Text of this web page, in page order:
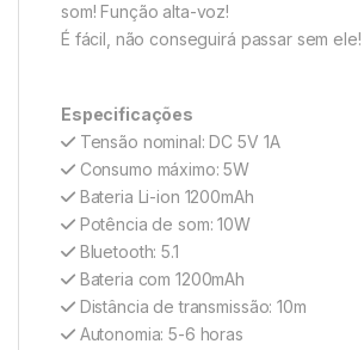
som! Função alta-voz!
É fácil, não conseguirá passar sem ele!
Especificações
Tensão nominal: DC 5V 1A
Consumo máximo: 5W
Bateria Li-ion 1200mAh
Potência de som: 10W
Bluetooth: 5.1
Bateria com 1200mAh
Distância de transmissão: 10m
Autonomia: 5-6 horas